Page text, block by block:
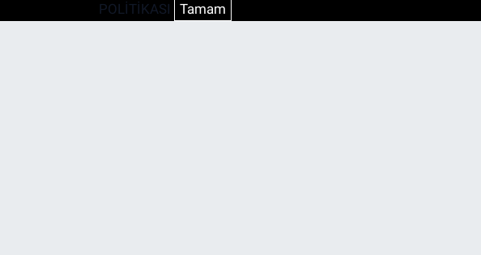
POLİTİKASI
Tamam